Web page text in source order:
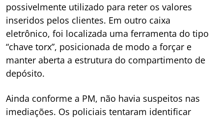
possivelmente utilizado para reter os valores
inseridos pelos clientes. Em outro caixa
eletrônico, foi localizada uma ferramenta do tipo
“chave torx”, posicionada de modo a forçar e
manter aberta a estrutura do compartimento de
depósito.
Ainda conforme a PM, não havia suspeitos nas
imediações. Os policiais tentaram identificar